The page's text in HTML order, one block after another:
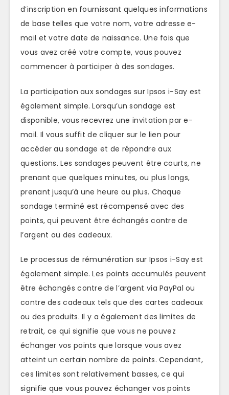
d’inscription en fournissant quelques informations
de base telles que votre nom, votre adresse e-
mail et votre date de naissance. Une fois que
vous avez créé votre compte, vous pouvez
commencer à participer à des sondages.
La participation aux sondages sur Ipsos i-Say est
également simple. Lorsqu’un sondage est
disponible, vous recevrez une invitation par e-
mail. Il vous suffit de cliquer sur le lien pour
accéder au sondage et de répondre aux
questions. Les sondages peuvent être courts, ne
prenant que quelques minutes, ou plus longs,
prenant jusqu’à une heure ou plus. Chaque
sondage terminé est récompensé avec des
points, qui peuvent être échangés contre de
l’argent ou des cadeaux.
Le processus de rémunération sur Ipsos i-Say est
également simple. Les points accumulés peuvent
être échangés contre de l’argent via PayPal ou
contre des cadeaux tels que des cartes cadeaux
ou des produits. Il y a également des limites de
retrait, ce qui signifie que vous ne pouvez
échanger vos points que lorsque vous avez
atteint un certain nombre de points. Cependant,
ces limites sont relativement basses, ce qui
signifie que vous pouvez échanger vos points